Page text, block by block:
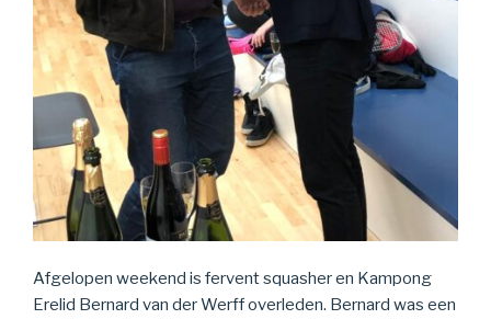
Afgelopen weekend is fervent squasher en Kampong
Erelid Bernard van der Werff overleden. Bernard was een